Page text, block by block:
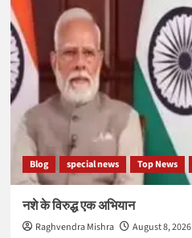
Blog special news Top News
नशे के विरुद्ध एक अभियान
Raghvendra Mishra August 8, 2026